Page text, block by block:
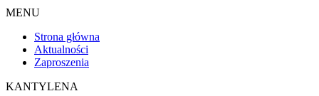
MENU
Strona główna
Aktualności
Zaproszenia
KANTYLENA